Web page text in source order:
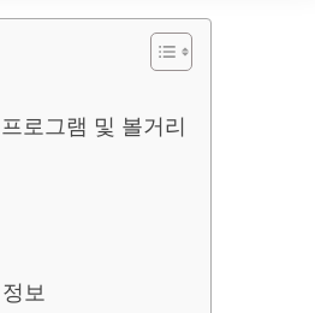
로그램 및 볼거리
보